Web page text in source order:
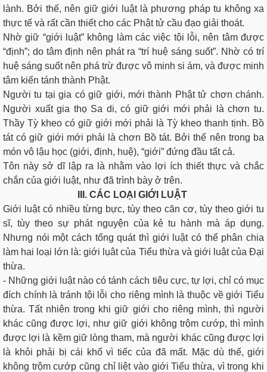
lành. Bởi thế, nên giữ giới luật là phương pháp tu không xa
thực tế và rất cần thiết cho các Phật tử cầu đạo giải thoát.
Nhờ giữ “giới luật” không làm các việc tội lỗi, nên tâm được
“định”; do tâm định nên phát ra “trí huệ sáng suốt”. Nhờ có trí
huệ sáng suốt nên phá trừ được vô minh si ám, và được minh
tâm kiến tánh thành Phật.
Người tu tại gia có giữ giới, mới thành Phật tử chơn chánh.
Người xuất gia thọ Sa di, có giữ giới mới phải là chơn tu.
Thầy Tỳ kheo có giữ giới mới phải là Tỳ kheo thanh tịnh. Bồ
tát có giữ giới mới phải là chơn Bồ tát. Bởi thế nên trong ba
món vô lậu học (giới, định, huệ), “giới” đứng đầu tất cả.
Tôn này sở dĩ lập ra là nhằm vào lợi ích thiết thực và chắc
chắn của giới luật, như đã trình bày ở trên.
III. CÁC LOẠI GIỚI LUẬT
Giới luật có nhiều từng bực, tùy theo căn cơ, tùy theo giới tu
sĩ, tùy theo sự phát nguyện của kẻ tu hành mà áp dụng.
Nhưng nói một cách tổng quát thì giới luật có thể phân chia
làm hai loại lớn là: giới lụât của Tiểu thừa và giới luật của Đại
thừa.
- Những giới luật nào có tánh cách tiêu cực, tự lợi, chỉ có mục
đích chính là tránh tội lỗi cho riêng mình là thuộc về giới Tiểu
thừa. Tất nhiên trong khi giữ giới cho riêng mình, thì người
khác cũng được lợi, như giữ giới không trộm cướp, thì mình
được lợi là kềm giữ lòng tham, mà người khác cũng được lợi
là khỏi phải bị cái khổ vì tiếc của đã mất. Mặc dù thế, giới
không trộm cướp cũng chỉ liệt vào giới Tiểu thừa, vì trong khi